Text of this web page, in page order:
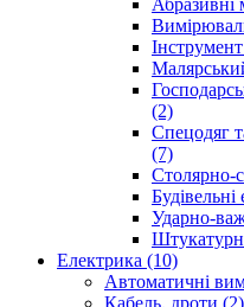
(2)
Спецодяг
(7)
Столярно-
Ударно-
Електрика (10)
Автоматичні
Кабель, дроти (2)